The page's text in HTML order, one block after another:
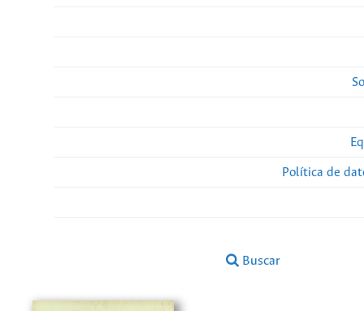
Política de
Buscar